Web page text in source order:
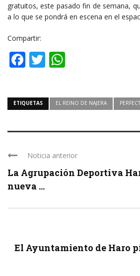
gratuitos, este pasado fin de semana,
a lo que se pondrá en escena en el
Compartir:
Facebook
Twitter
ETIQUETAS EL REINO DE NAJERA
Noticia anterior
La Agrupación Deportiva
nueva ...
El Ayuntamiento de Haro